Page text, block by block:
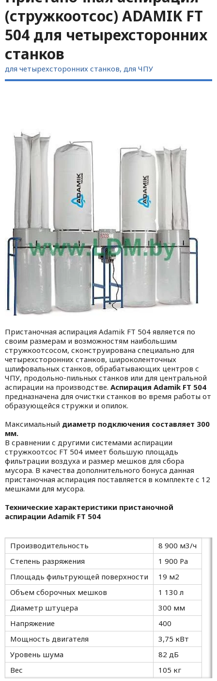
(стружкоотсос) ADAMIK FT
504 для четырехсторонних
станков
для четырехсторонних станков, для ЧПУ
Пристаночная аспирация Adamik FT 504 является по
своим размерам и возможностям наибольшим
стружкоотсосом, сконструирована специально для
четырехсторонних станков, широколенточных
шлифовальных станков, обрабатывающих центров с
ЧПУ, продольно-пильных станков или для центральной
аспирации на производстве. Аспирация Adamik FT 504
предназначена для очистки станков во время работы от
образующейся стружки и опилок.
Максимальный диаметр подключения составляет 300
мм.
В сравнении с другими системами аспирации
стружкоотсос FT 504 имеет большую площадь
фильтрации воздуха и размер мешков для сбора
мусора. В качества дополнительного бонуса данная
пристаночная аспирация поставляется в комплекте с 12
мешками для мусора.
Технические характеристики пристаночной
аспирации Adamik FT 504
Производительность
8 900 м3/ч
Степень разряжения
1 900 Pa
Площадь фильтрующей поверхности
19 м2
Объем сборочных мешков
1 130 л
Диаметр штуцера
300 мм
Напряжение
400
Мощность двигателя
3,75 кВт
Уровень шума
82 дБ
Вес
105 кг